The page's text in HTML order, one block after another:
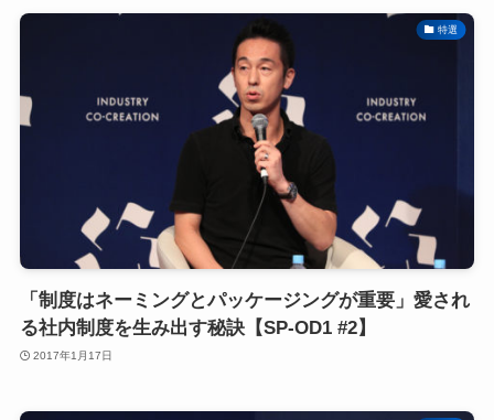
特選
「制度はネーミングとパッケージングが重要」愛され
る社内制度を生み出す秘訣【SP-OD1 #2】
2017年1月17日